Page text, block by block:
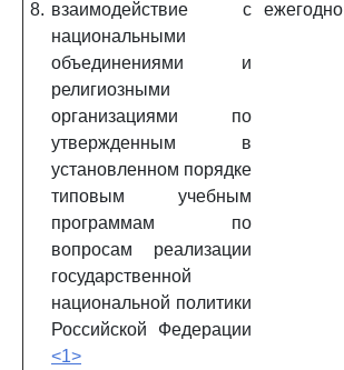
8. взаимодействие с
национальными
объединениями и
религиозными
организациями по
утвержденным в
установленном порядке
типовым учебным
программам по
вопросам реализации
государственной
национальной политики
Российской Федерации
<1>
ежегодно